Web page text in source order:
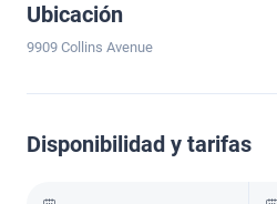
Ubicación
9909 Collins Avenue
Disponibilidad y tarifas